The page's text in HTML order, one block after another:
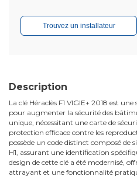
Trouvez un installateur
Description
La clé Héraclès F1 VIGIE+ 2018 est
pour augmenter la sécurité des
unique, nécessitant une carte de
protection efficace contre les
possède un code distinct composé de
H1, assurant une identification
design de cette clé a été modernisé,
attrayant et une fonctionnalité